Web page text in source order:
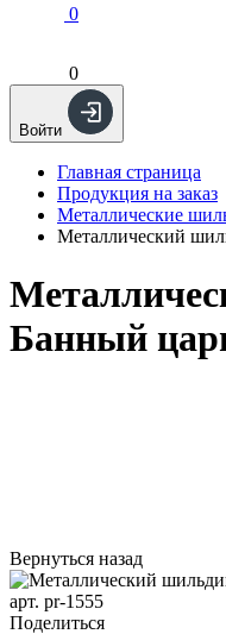
0
0
Войти
Главная страница
Продукция на заказ
Металлические
Металлический
Банный
Вернуться назад
арт. pr-1555
Поделиться